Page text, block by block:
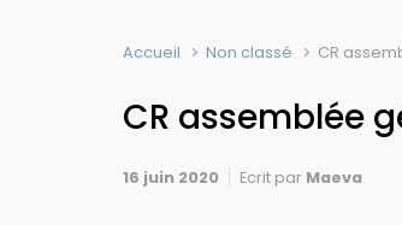
Accueil Non classé CR
CR assemblée
16 juin 2020 Ecrit par Maeva